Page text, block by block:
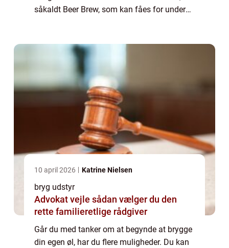
såkaldt Beer Brew, som kan fåes for under
10 april 2026 Katrine Nielsen
bryg udstyr
Advokat vejle sådan vælger du den
rette familieretlige rådgiver
Går du med tanker om at begynde at brygge
din egen øl, har du flere muligheder. Du kan